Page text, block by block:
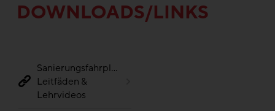
DOWNLOADS/LINKS
Sanierungsfahrplan,
Leitfäden &
Lehrvideos